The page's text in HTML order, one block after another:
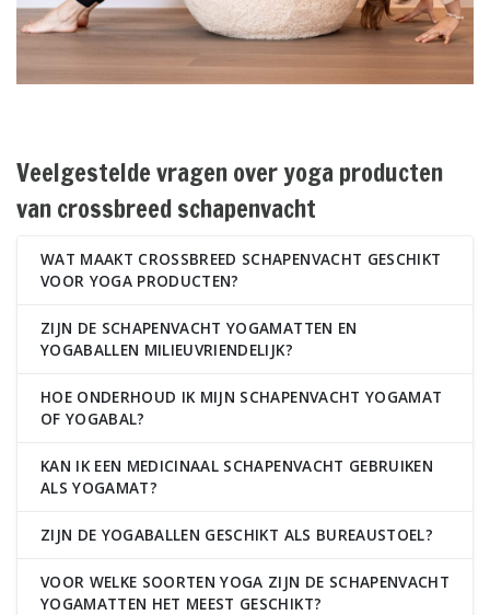
Veelgestelde vragen over yoga producten
van crossbreed schapenvacht
WAT MAAKT CROSSBREED SCHAPENVACHT GESCHIKT
VOOR YOGA PRODUCTEN?
ZIJN DE SCHAPENVACHT YOGAMATTEN EN
YOGABALLEN MILIEUVRIENDELIJK?
HOE ONDERHOUD IK MIJN SCHAPENVACHT YOGAMAT
OF YOGABAL?
KAN IK EEN MEDICINAAL SCHAPENVACHT GEBRUIKEN
ALS YOGAMAT?
ZIJN DE YOGABALLEN GESCHIKT ALS BUREAUSTOEL?
VOOR WELKE SOORTEN YOGA ZIJN DE SCHAPENVACHT
YOGAMATTEN HET MEEST GESCHIKT?